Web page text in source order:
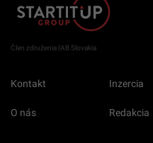
Člen združenia IAB Slovakia
Kontakt Inzercia
O nás Redakcia